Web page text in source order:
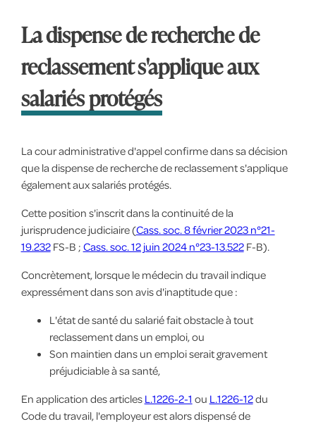
La dispense de recherche de
reclassement s'applique aux
salariés protégés
La cour administrative d'appel confirme dans sa décision
que la dispense de recherche de reclassement s'applique
également aux salariés protégés.
Cette position s'inscrit dans la continuité de la
jurisprudence judiciaire (Cass. soc. 8 février 2023 n°21-
19.232FS-B ; Cass. soc. 12 juin 2024 n°23-13.522F-B).
Concrètement, lorsque le médecin du travail indique
expressément dans son avis d'inaptitude que :
L'état de santé du salarié fait obstacle à tout
reclassement dans un emploi, ou
Son maintien dans un emploi serait gravement
préjudiciable à sa santé,
En application des articles L.1226-2-1 ou L.1226-12du
Code du travail, l'employeur est alors dispensé de